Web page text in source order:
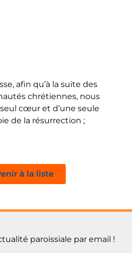
afin qu’à la suite des
chrétiennes, nous
cœur et d’une seule
de la résurrection ;
à la liste
paroissiale par email !